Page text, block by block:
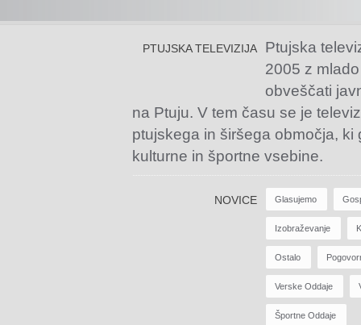
PTUJSKA TELEVIZIJA
Ptujska
2005 z
obveščati
na Ptuju. V tem času se je
ptujskega in širšega območja,
kulturne in športne vsebine.
NOVICE Glasujemo
Izobraževanje
Ostalo
Verske Oddaje
Športne Oddaje